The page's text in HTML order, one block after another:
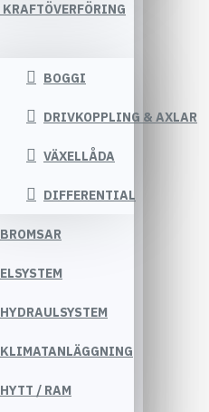
KRAFTÖVERFÖRING
BOGGI
DRIVKOPPLING & AXLAR
VÄXELLÅDA
DIFFERENTIAL
BROMSAR
ELSYSTEM
HYDRAULSYSTEM
KLIMATANLÄGGNING
HYTT / RAM